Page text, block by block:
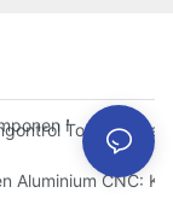
Mesin
Toleransi
Pasar Niche
Aluminium CNC: